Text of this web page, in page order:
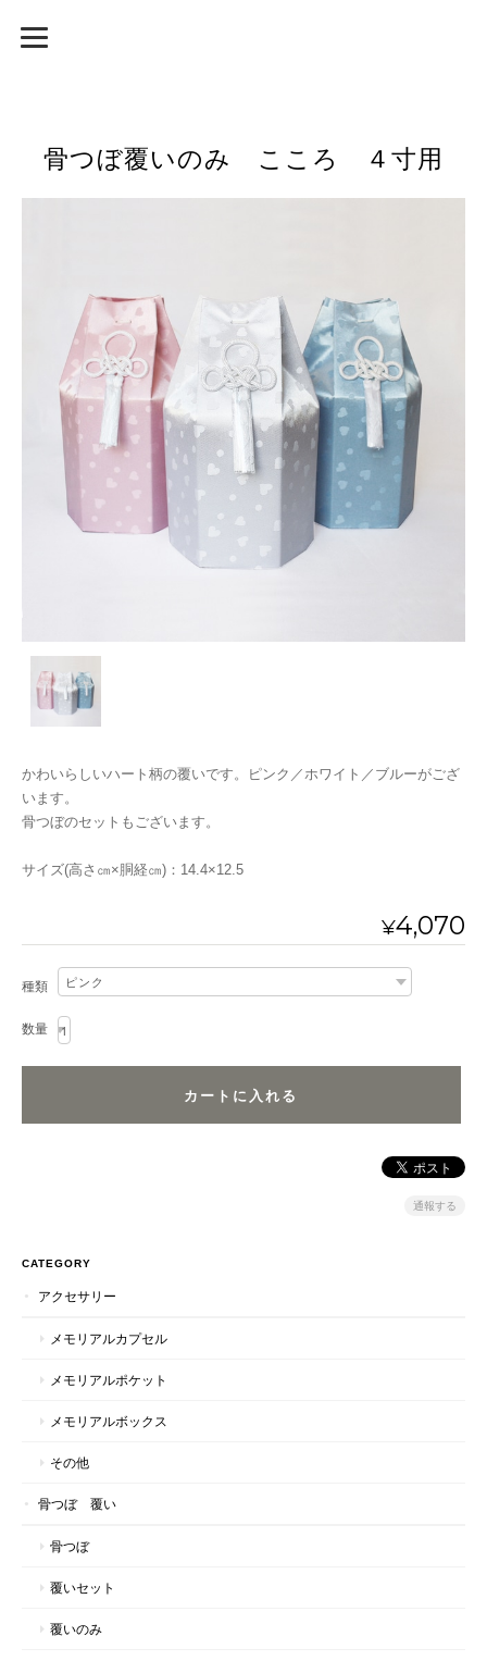
骨つぼ覆いのみ こころ ４寸用
かわいらしいハート柄の覆いです。ピンク／ホワイト／ブルーがござ
います。
骨つぼのセットもございます。
サイズ(高さ㎝×胴経㎝)：14.4×12.5
¥4,070
種類
数量
通報する
CATEGORY
アクセサリー
メモリアルカプセル
メモリアルポケット
メモリアルボックス
その他
骨つぼ 覆い
骨つぼ
覆いセット
覆いのみ